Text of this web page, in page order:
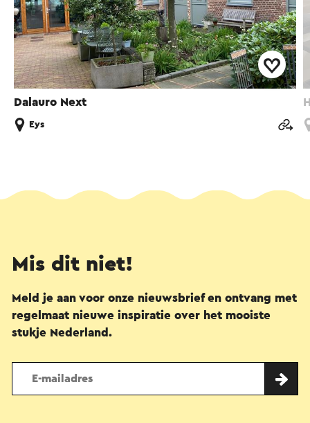
Dalauro Next
Eys
Mis dit niet!
Meld je aan voor onze nieuwsbrief en ontvang met
regelmaat nieuwe inspiratie over het mooiste
stukje Nederland.